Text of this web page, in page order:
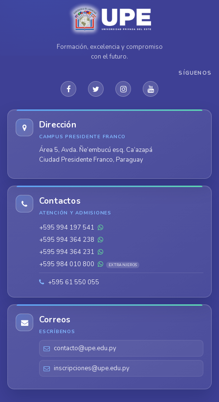
Formación, excelencia y compromiso
con el futuro.
SÍGUENOS
Dirección
CAMPUS PRESIDENTE FRANCO
Área 5, Avda. Ñe’embucú esq. Ca’azapá
Ciudad Presidente Franco, Paraguay
Contactos
ATENCIÓN Y ADMISIONES
+595 994 197 541
+595 994 364 238
+595 994 364 231
+595 984 010 800
EXTRANJEROS
+595 61 550 055
Correos
ESCRÍBENOS
contacto@upe.edu.py
inscripciones@upe.edu.py